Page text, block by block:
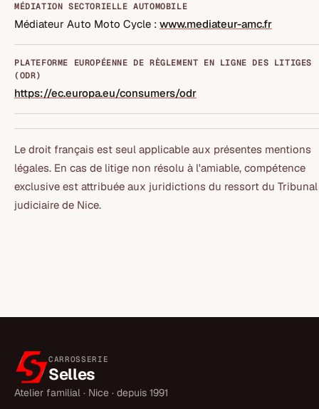
MÉDIATION SECTORIELLE AUTOMOBILE
Médiateur Auto Moto Cycle : www.mediateur-amc.fr
PLATEFORME EUROPÉENNE DE RÈGLEMENT EN LIGNE DES LITIGES
(ODR)
https://ec.europa.eu/consumers/odr
Le droit français est seul applicable aux présentes mentions
légales. En cas de litige non résolu à l'amiable, compétence
exclusive est attribuée aux juridictions du ressort du Tribunal
judiciaire de Nice.
CARROSSERIE
Selles
Atelier familial · Nice · depuis 1991